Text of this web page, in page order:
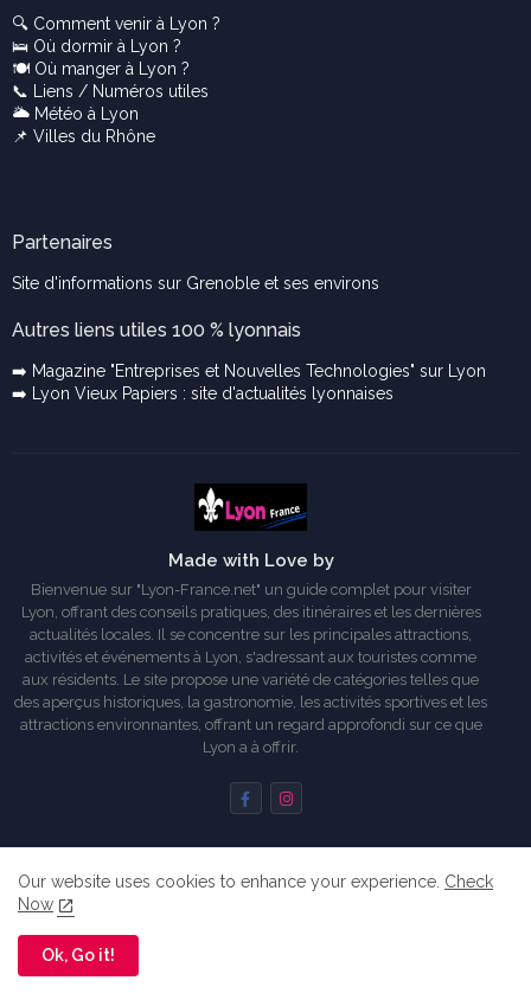
🔍 Comment venir à Lyon ?
🛌 Où dormir à Lyon ?
🍽️ Où manger à Lyon ?
📞 Liens / Numéros utiles
🌥️ Météo à Lyon
📌 Villes du Rhône
Partenaires
Site d'informations sur Grenoble et ses environs
Autres liens utiles 100 % lyonnais
➡️ Magazine "Entreprises et Nouvelles Technologies" sur Lyon
➡️ Lyon Vieux Papiers : site d'actualités lyonnaises
Made with Love by
Bienvenue sur "Lyon-France.net" un guide complet pour visiter
Lyon, offrant des conseils pratiques, des itinéraires et les dernières
actualités locales. Il se concentre sur les principales attractions,
activités et événements à Lyon, s'adressant aux touristes comme
aux résidents. Le site propose une variété de catégories telles que
des aperçus historiques, la gastronomie, les activités sportives et les
attractions environnantes, offrant un regard approfondi sur ce que
Lyon a à offrir.
Accueil A propos de moi
Commencer ici...
Partenaires
Our website uses cookies to enhance your experience. Check
Now
Ok, Go it!